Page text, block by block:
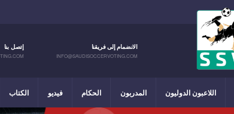
الانضمام إلى فريقنا
INFO@SAUDISOCCERVOTING.COM
إتصل بنا
اللاعبون الدوليون المدربون الحكام فيديو الكتاب